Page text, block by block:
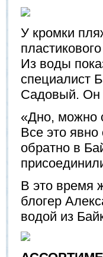
У кромки
Из воды
специалист
Садовый. Он
«Дно, можно
Все это
обратно в
В это время
блогер
водой из